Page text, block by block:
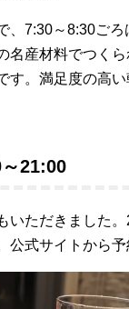
、7:30～8:30ご
名産材料でつく
す。満足度の高
21:00
いただきました
公式サイトから予